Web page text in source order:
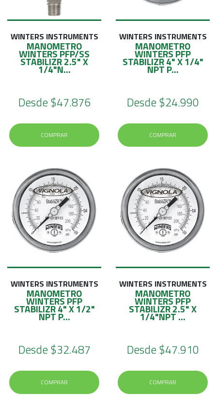
WINTERS INSTRUMENTS
MANOMETRO
WINTERS PFP/SS
STABILIZR 2.5" X
1/4"N...
Desde$47.876
COMPRAR
WINTERS INSTRUMENTS
MANOMETRO
WINTERS PFP
STABILIZR 4" X 1/4"
NPT P...
Desde$24.990
COMPRAR
WINTERS INSTRUMENTS
MANOMETRO
WINTERS PFP
STABILIZR 4" X 1/2"
NPT P...
Desde$32.487
COMPRAR
WINTERS INSTRUMENTS
MANOMETRO
WINTERS PFP
STABILIZR 2.5" X
1/4"NPT ...
Desde$47.910
COMPRAR